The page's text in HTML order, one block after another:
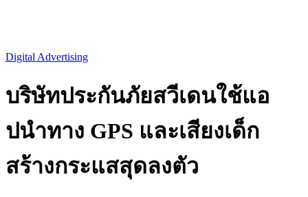
Digital Advertising
บริษัทประกันภัยสวีเดนใช้แอ
ปนำทาง GPS และเสียงเด็ก
สร้างกระแสสุดลงตัว